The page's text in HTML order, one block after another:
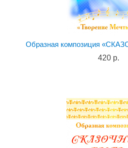
Образная композиция
420 р.